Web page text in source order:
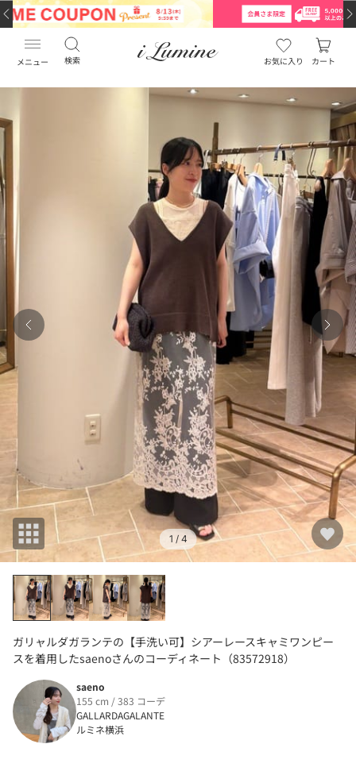
メニュー 検索 お気に入り カート
1 / 4
ガリャルダガランテの【手洗い可】シアーレースキャミワンピー
スを着用したsaenoさんのコーディネート（83572918）
saeno
155 cm / 383 コーデ
GALLARDAGALANTE
ルミネ横浜